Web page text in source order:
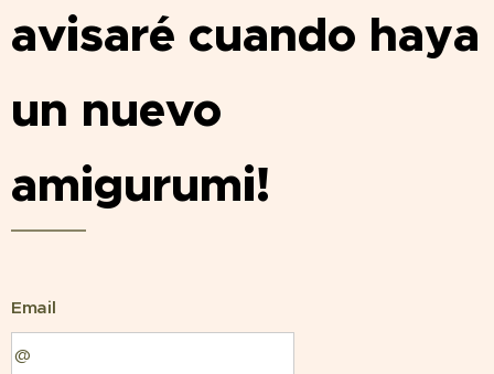
avisaré cuando haya
un nuevo
amigurumi!
Email